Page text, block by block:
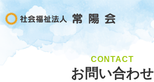
CONTACT
お問い合わせ